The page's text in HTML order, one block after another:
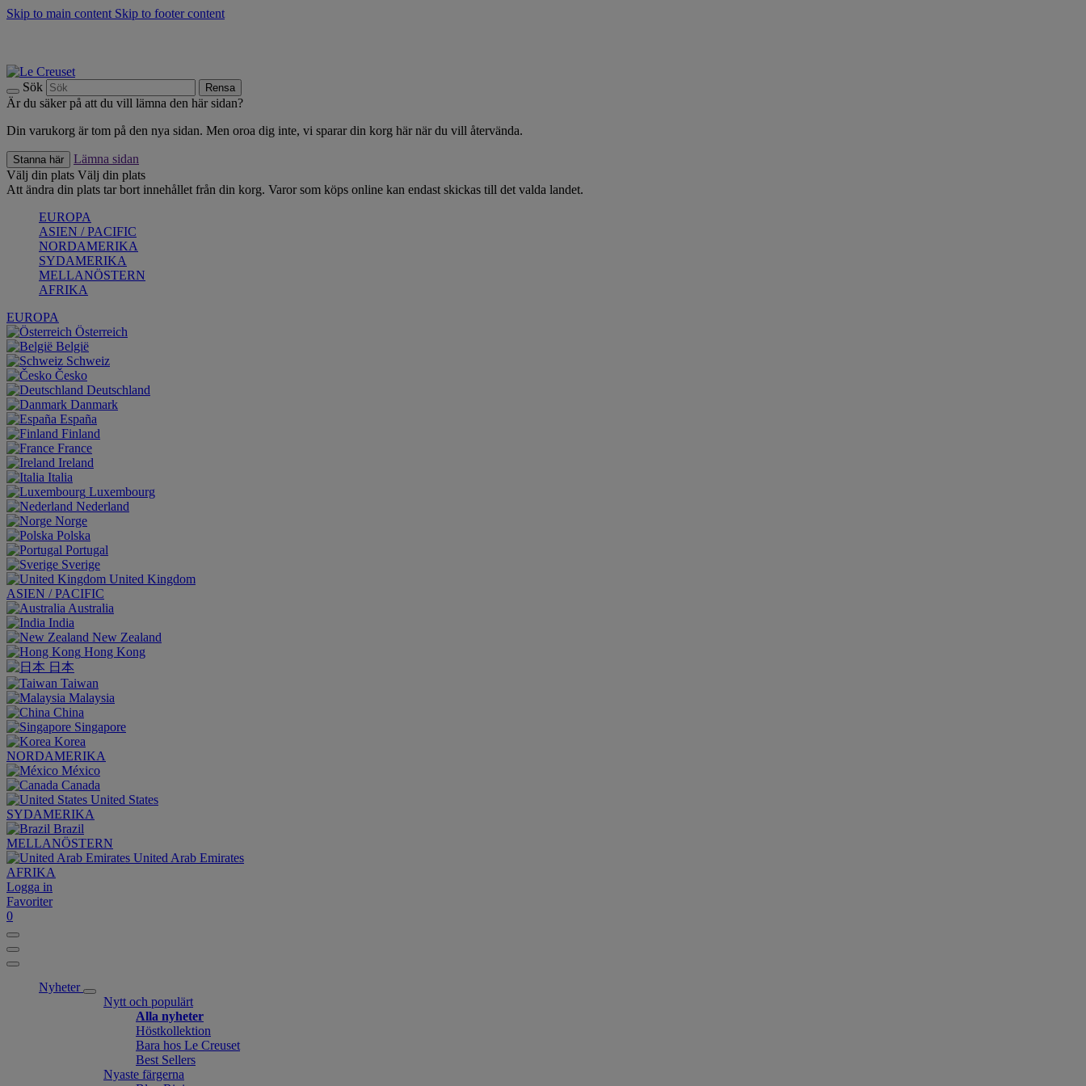
Skip to main content Skip to footer content
Sök Rensa
Är du säker på att du vill lämna den här sidan?
Din varukorg är tom på den nya sidan. Men oroa dig inte, vi sparar din korg här när du vill återvända.
Stanna här
Lämna sidan
Välj din plats Välj din plats
Att ändra din plats tar bort innehållet från din korg. Varor som köps online kan endast skickas till det valda landet.
EUROPA
ASIEN / PACIFIC
NORDAMERIKA
SYDAMERIKA
MELLANÖSTERN
AFRIKA
EUROPA
Österreich
België
Schweiz
Česko
Deutschland
Danmark
España
Finland
France
Ireland
Italia
Luxembourg
Nederland
Norge
Polska
Portugal
Sverige
United Kingdom
ASIEN / PACIFIC
Australia
India
New Zealand
Hong Kong
日本
Taiwan
Malaysia
China
Singapore
Korea
NORDAMERIKA
México
Canada
United States
SYDAMERIKA
Brazil
MELLANÖSTERN
United Arab Emirates
AFRIKA
Logga in
Favoriter
0
Nyheter
Nytt och populärt
Alla nyheter
Höstkollektion
Bara hos Le Creuset
Best Sellers
Nyaste färgerna